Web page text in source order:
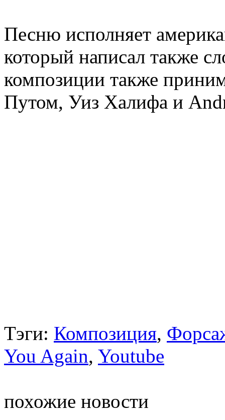
Песню исполняет
который написал также
композиции также
Путом, Уиз Халифа и
Тэги: Композиция,
You Again, Youtube
похожие новости